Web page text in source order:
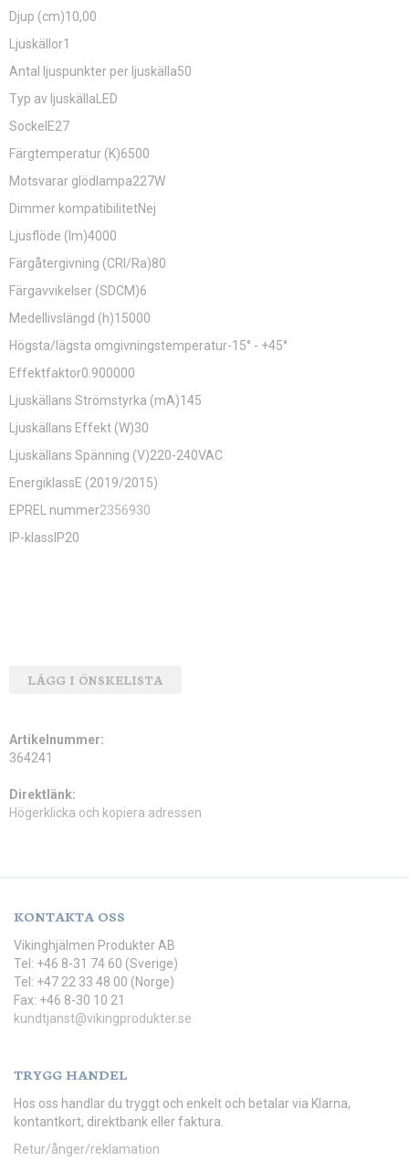
Djup (cm)10,00
Ljuskällor1
Antal ljuspunkter per ljuskälla50
Typ av ljuskällaLED
SockelE27
Färgtemperatur (K)6500
Motsvarar glödlampa227W
Dimmer kompatibilitetNej
Ljusflöde (lm)4000
Färgåtergivning (CRI/Ra)80
Färgavvikelser (SDCM)6
Medellivslängd (h)15000
Högsta/lägsta omgivningstemperatur-15° - +45°
Effektfaktor0.900000
Ljuskällans Strömstyrka (mA)145
Ljuskällans Effekt (W)30
Ljuskällans Spänning (V)220-240VAC
EnergiklassE (2019/2015)
EPREL nummer2356930
IP-klassIP20
LÄGG I ÖNSKELISTA
Artikelnummer:
364241
Direktlänk:
Högerklicka och kopiera adressen
KONTAKTA OSS
Vikinghjälmen Produkter AB
Tel: +46 8-31 74 60 (Sverige)
Tel: +47 22 33 48 00 (Norge)
Fax: +46 8-30 10 21
kundtjanst@vikingprodukter.se
TRYGG HANDEL
Hos oss handlar du tryggt och enkelt och betalar via Klarna,
kontantkort, direktbank eller faktura.
Retur/ånger/reklamation